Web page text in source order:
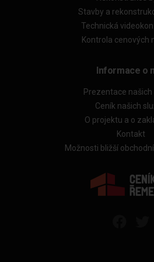
Stavby a
Technická
Kontrola cenových
Informace o
Prezentace našich
Ceník našich
O projektu a o
Kontakt
Možnosti bližší